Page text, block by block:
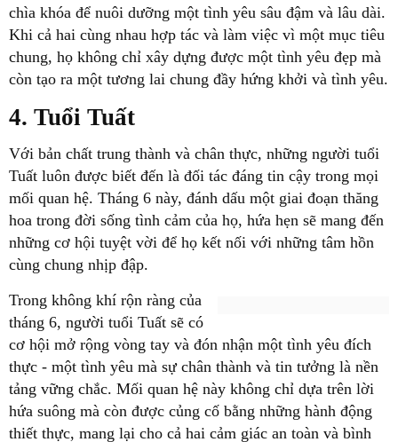
chìa khóa để nuôi dưỡng một tình yêu sâu đậm và lâu dài.
Khi cả hai cùng nhau hợp tác và làm việc vì một mục tiêu
chung, họ không chỉ xây dựng được một tình yêu đẹp mà
còn tạo ra một tương lai chung đầy hứng khởi và tình yêu.
4. Tuổi Tuất
Với bản chất trung thành và chân thực, những người tuổi
Tuất luôn được biết đến là đối tác đáng tin cậy trong mọi
mối quan hệ. Tháng 6 này, đánh dấu một giai đoạn thăng
hoa trong đời sống tình cảm của họ, hứa hẹn sẽ mang đến
những cơ hội tuyệt vời để họ kết nối với những tâm hồn
cùng chung nhịp đập.
Trong không khí rộn ràng của
tháng 6, người tuổi Tuất sẽ có
cơ hội mở rộng vòng tay và đón nhận một tình yêu đích
thực - một tình yêu mà sự chân thành và tin tưởng là nền
tảng vững chắc. Mối quan hệ này không chỉ dựa trên lời
hứa suông mà còn được củng cố bằng những hành động
thiết thực, mang lại cho cả hai cảm giác an toàn và bình